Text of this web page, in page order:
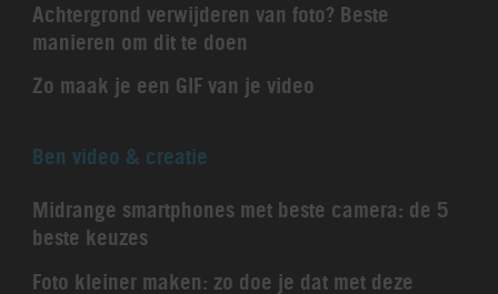
Achtergrond verwijderen van foto? Beste
manieren om dit te doen
Zo maak je een GIF van je video
Ben video & creatie
Midrange smartphones met beste camera: de 5
beste keuzes
Foto kleiner maken: zo doe je dat met deze